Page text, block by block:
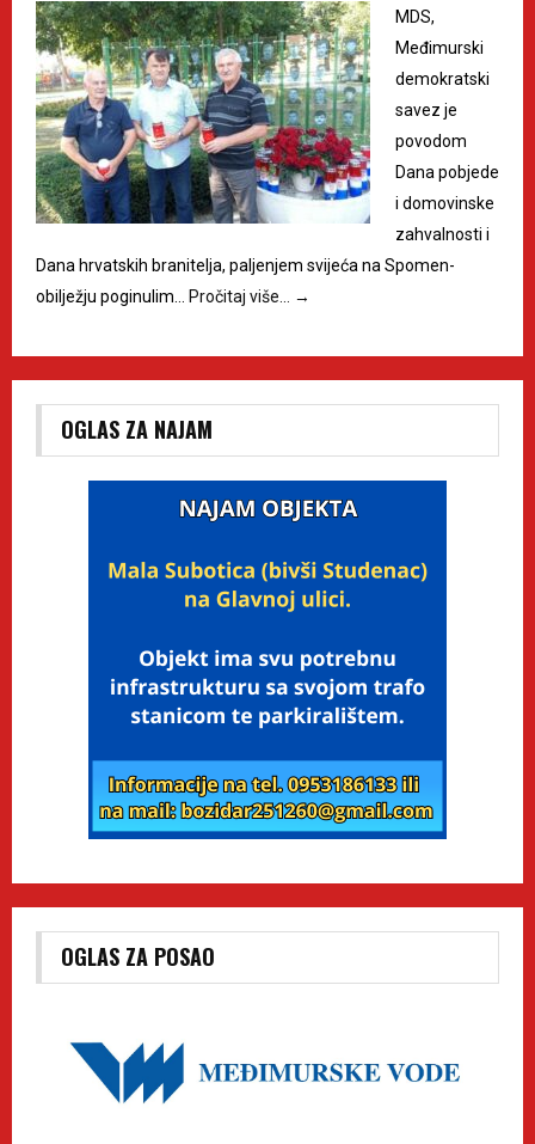
MDS,
Međimurski
demokratski
savez je
povodom
Dana pobjede
i domovinske
zahvalnosti i
Dana hrvatskih branitelja, paljenjem svijeća na Spomen-
obilježju poginulim… Pročitaj više… →
OGLAS ZA NAJAM
OGLAS ZA POSAO